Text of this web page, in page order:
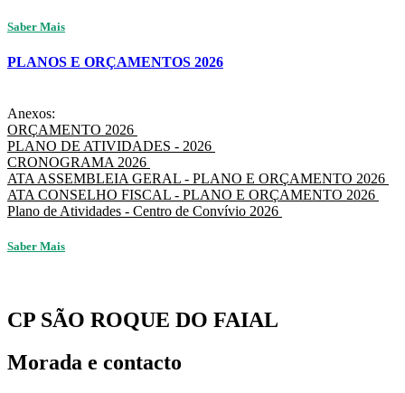
Saber Mais
PLANOS E ORÇAMENTOS 2026
Anexos:
ORÇAMENTO 2026
PLANO DE ATIVIDADES - 2026
CRONOGRAMA 2026
ATA ASSEMBLEIA GERAL - PLANO E ORÇAMENTO 2026
ATA CONSELHO FISCAL - PLANO E ORÇAMENTO 2026
Plano de Atividades - Centro de Convívio 2026
Saber Mais
CP SÃO ROQUE DO FAIAL
Morada e contacto